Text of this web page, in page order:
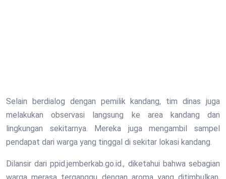
Selain berdialog dengan pemilik kandang, tim dinas juga
melakukan observasi langsung ke area kandang dan
lingkungan sekitarnya. Mereka juga mengambil sampel
pendapat dari warga yang tinggal di sekitar lokasi kandang.
Dilansir dari ppid.jemberkab.go.id., diketahui bahwa sebagian